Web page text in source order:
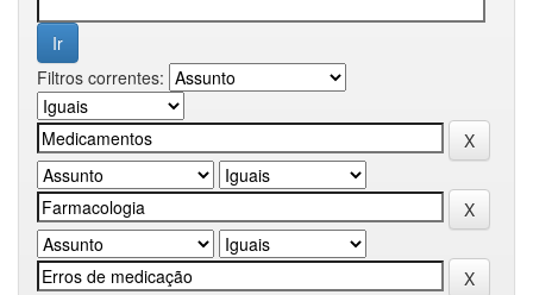
Filtros correntes: